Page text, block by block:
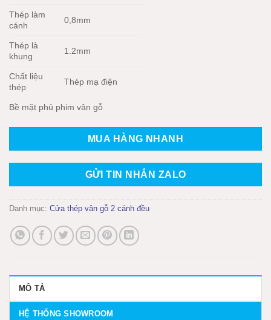
Thép làm
cánh
0,8mm
Thép là
khung
1.2mm
Chất liệu
thép
Thép mạ điện
Bề mặt phủ phim vân gỗ
MUA HÀNG NHANH
GỬI TIN NHẮN ZALO
Danh mục: Cửa thép vân gỗ 2 cánh đều
MÔ TẢ
HỆ THỐNG SHOWROOM